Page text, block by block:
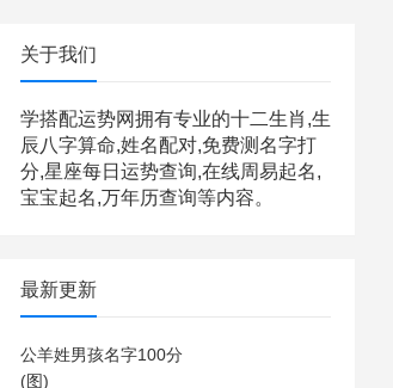
关于我们
学搭配运势网拥有专业的十二生肖,生
辰八字算命,姓名配对,免费测名字打
分,星座每日运势查询,在线周易起名,
宝宝起名,万年历查询等内容。
最新更新
公羊姓男孩名字100分
(图)